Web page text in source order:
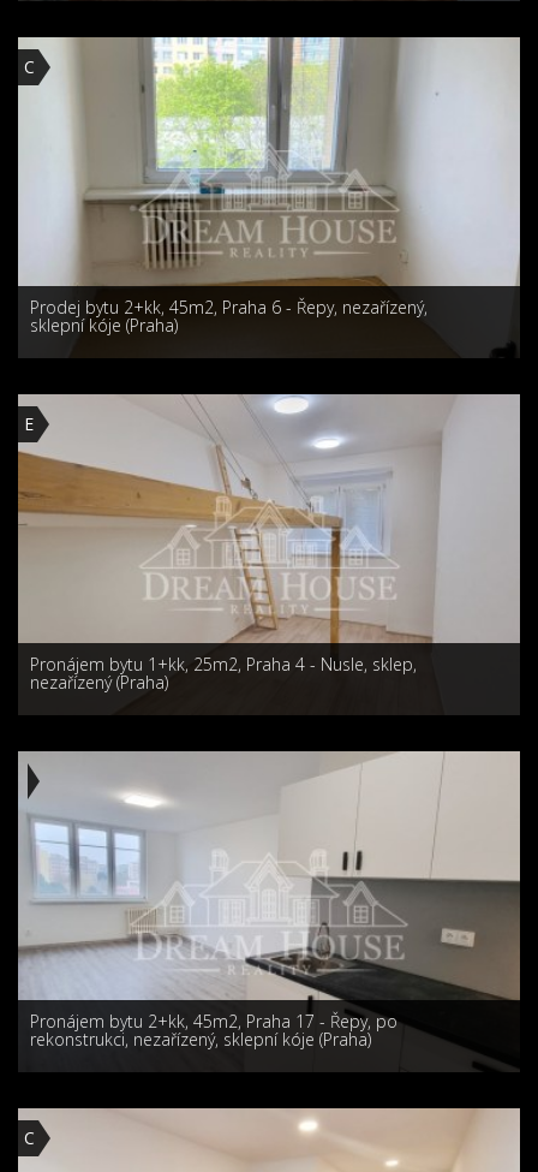
C
Prodej bytu 2+kk, 45m2, Praha 6 - Řepy, nezařízený,
sklepní kóje (Praha)
E
Pronájem bytu 1+kk, 25m2, Praha 4 - Nusle, sklep,
nezařízený (Praha)
Pronájem bytu 2+kk, 45m2, Praha 17 - Řepy, po
rekonstrukci, nezařízený, sklepní kóje (Praha)
C